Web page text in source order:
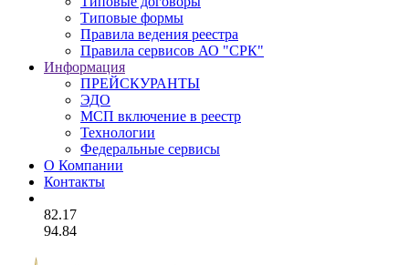
Типовые формы
Правила ведения реестра
Правила сервисов АО "СРК"
Информация
ПРЕЙСКУРАНТЫ
ЭДО
МСП включение в реестр
Технологии
Федеральные сервисы
О Компании
Контакты
82.17
94.84